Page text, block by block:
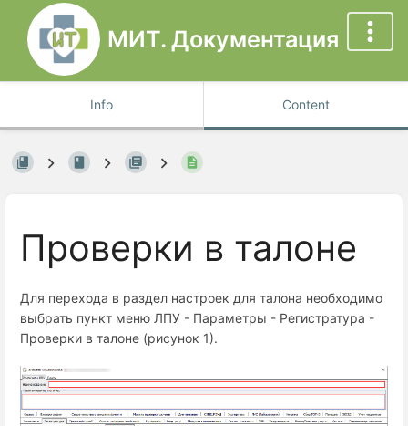
МИТ. Документация
Info Content
Проверки в талоне
Для перехода в раздел настроек для талона необходимо
выбрать пункт меню ЛПУ - Параметры - Регистратура -
Проверки в талоне (рисунок 1).